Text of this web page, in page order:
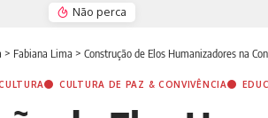
Não perca
> Fabiana Lima > Construção de Elos Humanizadores na
CULTURA DE PAZ & CONVIVÊNCIA